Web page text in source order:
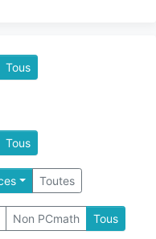
Tous
Tous
Toutes
Non PCmath Tous